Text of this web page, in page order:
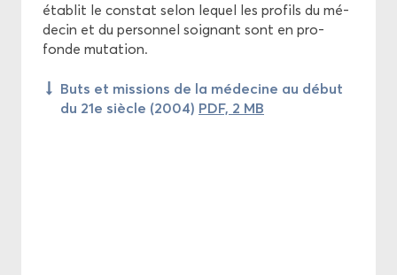
éta­blit le constat selon le­quel les pro­fils du mé­
de­cin et du per­son­nel soi­gnant sont en pro­
fonde mu­ta­tion.
Buts et mis­sions de la mé­de­cine au début
du 21e siècle (2004) PDF, 2 MB